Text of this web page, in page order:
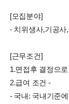
[모집분야]
- 치위생사,기공사
[근무조건]
1.면접후 결정으
2.급여 조건 -
- 국내: 국내기준